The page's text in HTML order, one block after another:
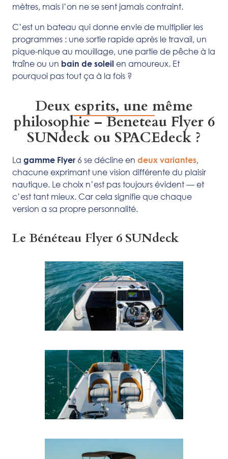
mètres, mais l’on ne se sent jamais contraint.
C’est un bateau qui donne envie de multiplier les
programmes : une sortie rapide après le travail, un
pique-nique au mouillage, une partie de pêche à la
traîne ou un bain de soleil en amoureux. Et
pourquoi pas tout ça à la fois ?
Deux esprits, une même
philosophie – Beneteau Flyer 6
SUNdeck ou SPACEdeck ?
La gamme Flyer 6 se décline en deux variantes,
chacune exprimant une vision différente du plaisir
nautique. Le choix n’est pas toujours évident — et
c’est tant mieux. Car cela signifie que chaque
version a sa propre personnalité.
Le Bénéteau Flyer 6 SUNdeck